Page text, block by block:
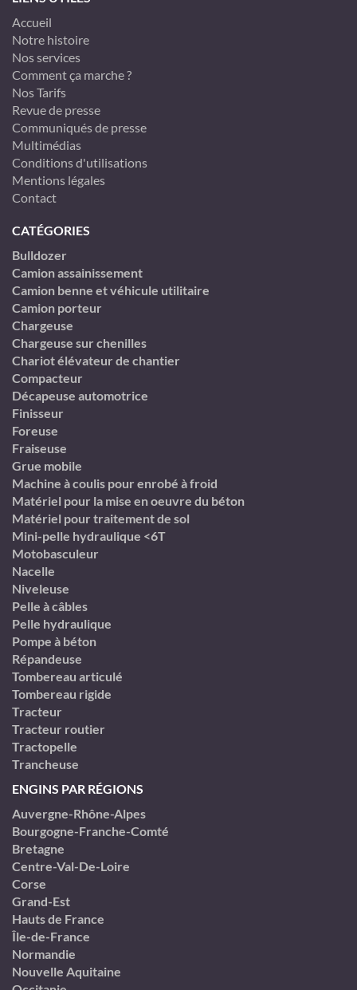
Accueil
Notre histoire
Nos services
Comment ça marche ?
Nos Tarifs
Revue de presse
Communiqués de presse
Multimédias
Conditions d'utilisations
Mentions légales
Contact
CATÉGORIES
Bulldozer
Camion assainissement
Camion benne et véhicule utilitaire
Camion porteur
Chargeuse
Chargeuse sur chenilles
Chariot élévateur de chantier
Compacteur
Décapeuse automotrice
Finisseur
Foreuse
Fraiseuse
Grue mobile
Machine à coulis pour enrobé à froid
Matériel pour la mise en oeuvre du béton
Matériel pour traitement de sol
Mini-pelle hydraulique <6T
Motobasculeur
Nacelle
Niveleuse
Pelle à câbles
Pelle hydraulique
Pompe à béton
Répandeuse
Tombereau articulé
Tombereau rigide
Tracteur
Tracteur routier
Tractopelle
Trancheuse
ENGINS PAR RÉGIONS
Auvergne-Rhône-Alpes
Bourgogne-Franche-Comté
Bretagne
Centre-Val-De-Loire
Corse
Grand-Est
Hauts de France
Île-de-France
Normandie
Nouvelle Aquitaine